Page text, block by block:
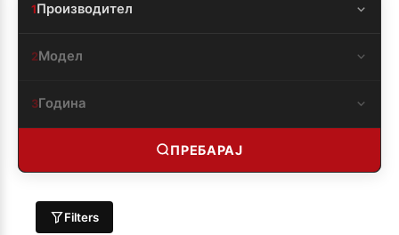
1Производител
2Модел
3Година
ПРЕБАРАЈ
Filters